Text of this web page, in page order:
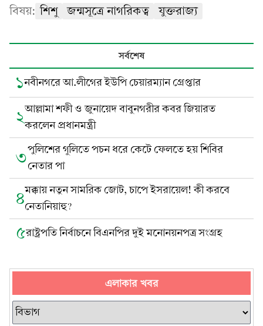
বিষয়: শিশু জন্মসূত্রে নাগরিকত্ব যুক্তরাজ্য
সর্বশেষ
১নবীনগরে আ.লীগের ইউপি চেয়ারম্যান গ্রেপ্তার
২আল্লামা শফী ও জুনায়েদ বাবুনগরীর কবর জিয়ারত
করলেন প্রধানমন্ত্রী
৩পুলিশের গুলিতে পচন ধরে কেটে ফেলতে হয় শিবির
নেতার পা
৪মক্কায় নতুন সামরিক জোট, চাপে ইসরায়েল! কী করবে
নেতানিয়াহু?
৫রাষ্ট্রপতি নির্বাচনে বিএনপির দুই মনোনয়নপত্র সংগ্রহ
এলাকার খবর